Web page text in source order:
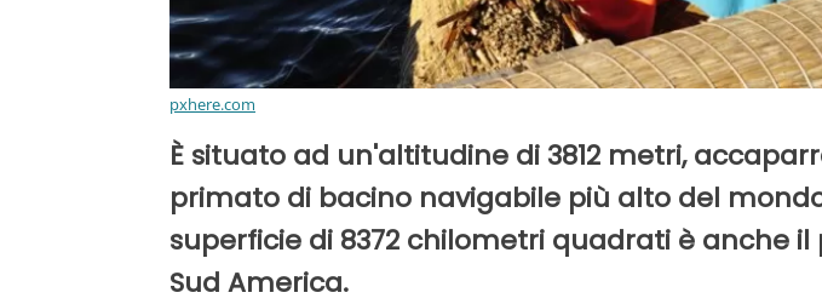
pxhere.com
È situato ad un'altitudine di 3812 metri,
primato di bacino navigabile più alto del
superficie di 8372 chilometri quadrati è anche
Sud America.